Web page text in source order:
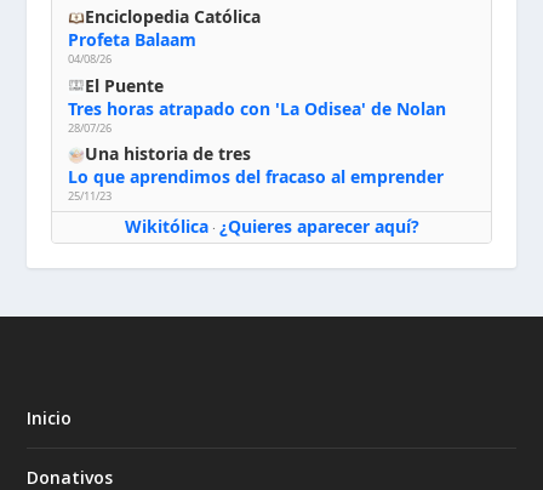
Enciclopedia Católica
Profeta Balaam
04/08/26
El Puente
Tres horas atrapado con 'La Odisea' de Nolan
28/07/26
Una historia de tres
Lo que aprendimos del fracaso al emprender
25/11/23
Wikitólica· ¿Quieres aparecer aquí?
Inicio
Donativos